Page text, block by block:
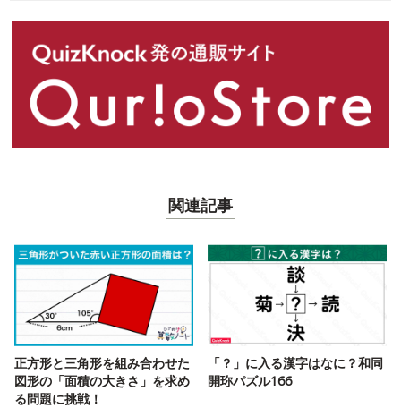
関連記事
正方形と三角形を組み合わせた
図形の「面積の大きさ」を求め
る問題に挑戦！
「？」に入る漢字はなに？和同
開珎パズル166